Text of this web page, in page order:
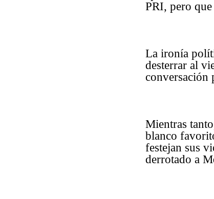
PRI, pero
La ironía
desterrar al
conversación
Mientras
blanco
festejan sus
derrotado a